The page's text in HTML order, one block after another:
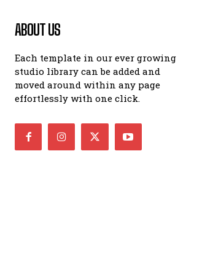
ABOUT US
Each template in our ever growing
studio library can be added and
moved around within any page
effortlessly with one click.